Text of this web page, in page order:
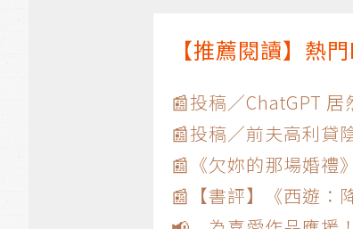
【推薦閱讀】熱
📰投稿／ChatGPT
📰投稿／前夫高利貸
📰《欠妳的那場婚禮
📰【書評】《西遊：